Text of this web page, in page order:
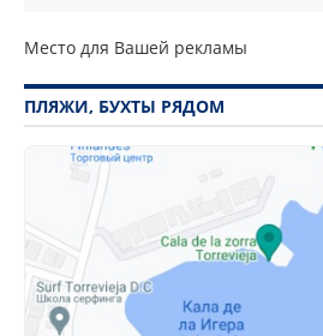
Место для Вашей рекламы
ПЛЯЖИ, БУХТЫ РЯДОМ